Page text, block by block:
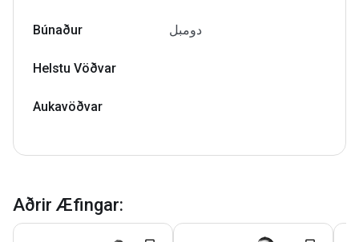
Búnaður دومبل
Helstu Vöðvar
Aukavöðvar
Aðrir Æfingar: